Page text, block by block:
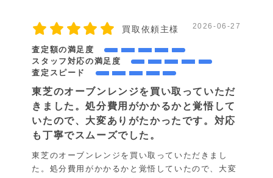
買取依頼主様 2026-06-27
査定額の満足度
スタッフ対応の満足度
査定スピード
東芝のオーブンレンジを買い取っていただ
きました。処分費用がかかるかと覚悟して
いたので、大変ありがたかったです。対応
も丁寧でスムーズでした。
東芝のオーブンレンジを買い取っていただきまし
た。処分費用がかかるかと覚悟していたので、大変